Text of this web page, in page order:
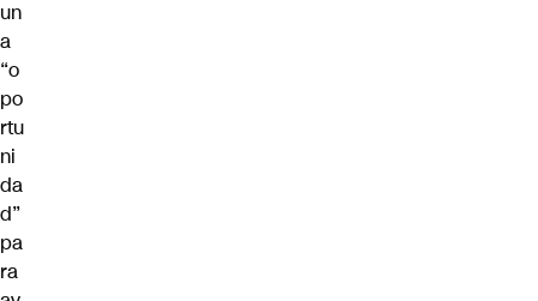
un
a
“o
po
rtu
ni
da
d”
pa
ra